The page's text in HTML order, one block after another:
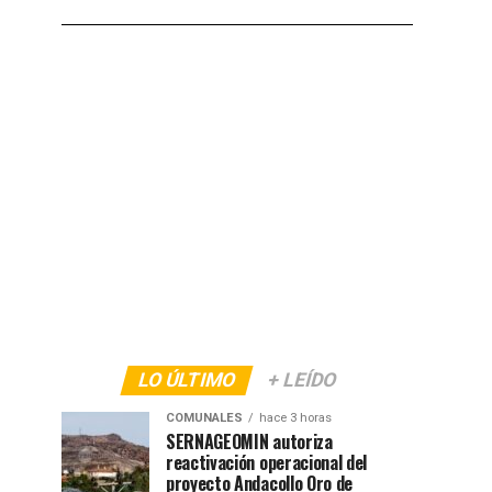
LO ÚLTIMO + LEÍDO
COMUNALES hace 3 horas
SERNAGEOMIN autoriza
reactivación operacional del
proyecto Andacollo Oro de